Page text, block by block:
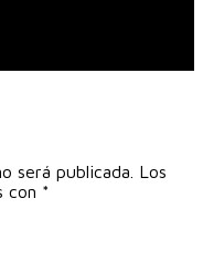
será publicada. Los
con *